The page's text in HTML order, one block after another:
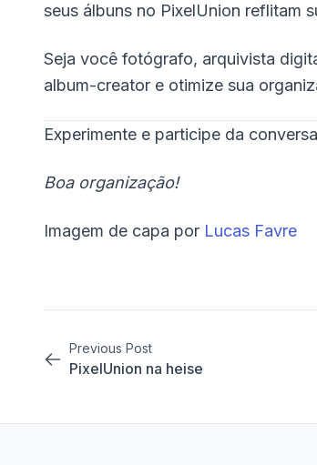
seus álbuns no PixelUnion reflitam
Seja você fotógrafo, arquivista
album-creator e otimize sua
Experimente e participe da
Boa organização!
Imagem de capa por Lucas Favre
Previous Post
PixelUnion na heise